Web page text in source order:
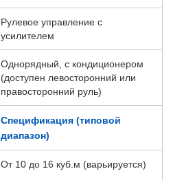
Рулевое управление с
усилителем
Однорядный, с кондиционером
(доступен левосторонний или
правосторонний руль)
Спецификация (типовой
диапазон)
От 10 до 16 куб.м (варьируется)